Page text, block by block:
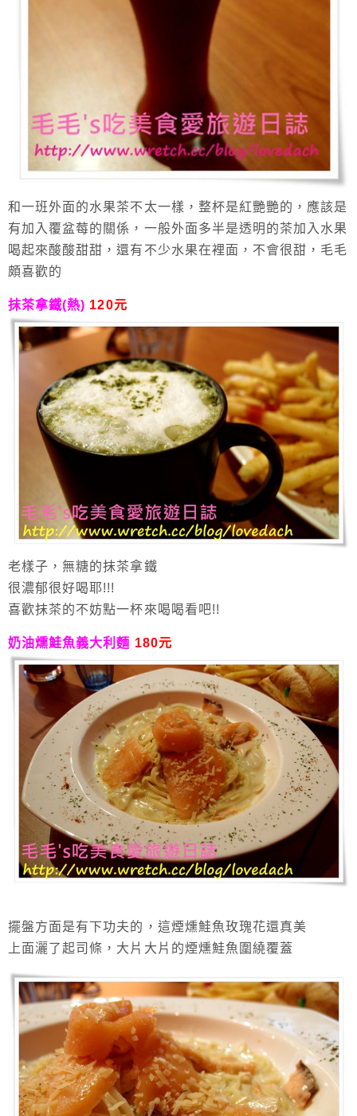
和一班外面的水果茶不太一樣，整杯是紅艷艷的，應該是
有加入覆盆莓的關係，一般外面多半是透明的茶加入水果
喝起來酸酸甜甜，還有不少水果在裡面，不會很甜，毛毛
頗喜歡的
抹茶拿鐵(熱) 120元
老樣子，無糖的抹茶拿鐵
很濃郁很好喝耶!!!
喜歡抹茶的不妨點一杯來喝喝看吧!!
奶油燻鮭魚義大利麵 180元
擺盤方面是有下功夫的，這煙燻鮭魚玫瑰花還真美
上面灑了起司條，大片大片的煙燻鮭魚圍繞覆蓋